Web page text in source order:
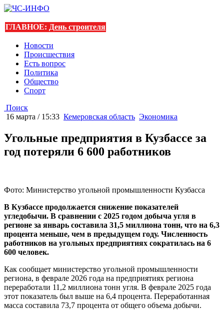
ГЛАВНОЕ: День строителя
Новости
Происшествия
Есть вопрос
Политика
Общество
Спорт
Поиск
16 марта / 15:33 Кемеровская область Экономика
Угольные предприятия в Кузбассе за
год потеряли 6 600 работников
Фото: Министерство угольной промышленности Кузбасса
В Кузбассе продолжается снижение показателей
угледобычи. В сравнении с 2025 годом добыча угля в
регионе за январь составила 31,5 миллиона тонн, что на 6,3
процента меньше, чем в предыдущем году. Численность
работников на угольных предприятиях сократилась на 6
600 человек.
Как сообщает министерство угольной промышленности
региона, в феврале 2026 года на предприятиях региона
переработали 11,2 миллиона тонн угля. В феврале 2025 года
этот показатель был выше на 6,4 процента. Переработанная
масса составила 73,7 процента от общего объема добычи.